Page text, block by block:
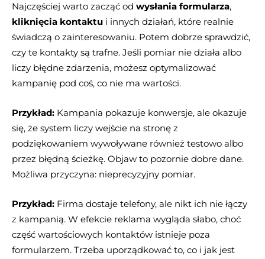
Najczęściej warto zacząć od wysłania formularza,
kliknięcia kontaktu i innych działań, które realnie
świadczą o zainteresowaniu. Potem dobrze sprawdzić,
czy te kontakty są trafne. Jeśli pomiar nie działa albo
liczy błędne zdarzenia, możesz optymalizować
kampanię pod coś, co nie ma wartości.
Przykład: Kampania pokazuje konwersje, ale okazuje
się, że system liczy wejście na stronę z
podziękowaniem wywoływane również testowo albo
przez błędną ścieżkę. Objaw to pozornie dobre dane.
Możliwa przyczyna: nieprecyzyjny pomiar.
Przykład: Firma dostaje telefony, ale nikt ich nie łączy
z kampanią. W efekcie reklama wygląda słabo, choć
część wartościowych kontaktów istnieje poza
formularzem. Trzeba uporządkować to, co i jak jest